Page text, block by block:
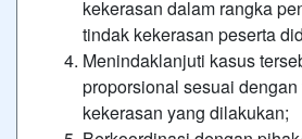
kekerasan dalam rangka
tindak kekerasan peserta
Menindaklanjuti kasus
proporsional sesuai
kekerasan yang dilakukan;